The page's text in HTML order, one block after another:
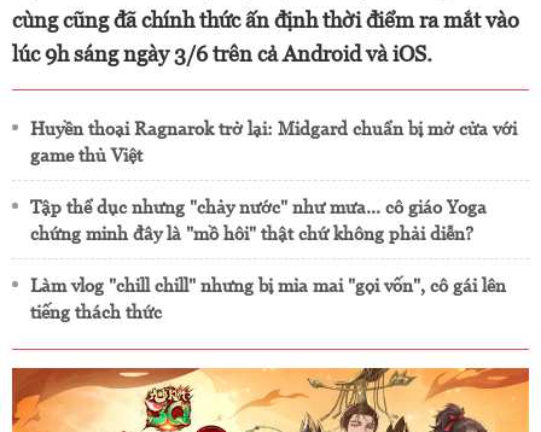
cùng cũng đã chính thức ấn định thời điểm ra mắt vào
lúc 9h sáng ngày 3/6 trên cả Android và iOS.
Huyền thoại Ragnarok trở lại: Midgard chuẩn bị mở cửa với
game thủ Việt
Tập thể dục nhưng "chảy nước" như mưa... cô giáo Yoga
chứng minh đây là "mồ hôi" thật chứ không phải diễn?
Làm vlog "chill chill" nhưng bị mỉa mai "gọi vốn", cô gái lên
tiếng thách thức